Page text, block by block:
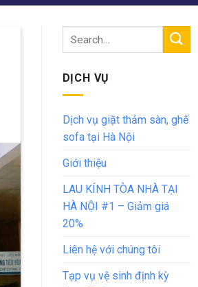
DỊCH VỤ
Dịch vụ giặt thảm sàn, ghế
sofa tại Hà Nội
Giới thiệu
LAU KÍNH TÒA NHÀ TẠI
HÀ NỘI #1 – Giảm giá
20%
Liên hệ với chúng tôi
Tạp vụ vệ sinh định kỳ